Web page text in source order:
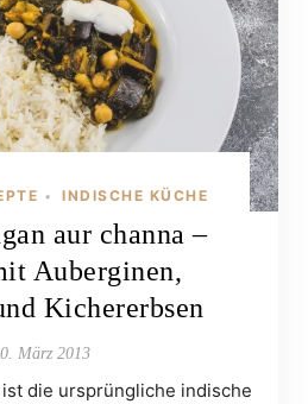
• INDISCHE KÜCHE
aur channa –
Auberginen,
Kichererbsen
März 2013
die ursprüngliche indische